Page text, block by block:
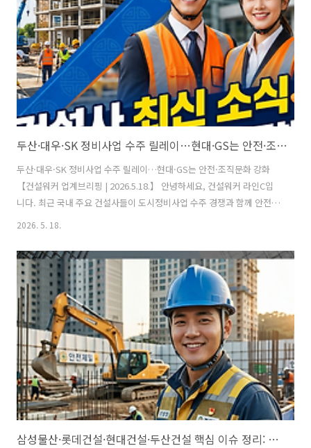
──────────────── ■ ‘스윗온’이란 무엇인가 ‘스윗
온(SWITON)’은스위첸(SWITZEN), 스위트(Sweet), 스..
두산·대우·SK 정비사업 수주 릴레이…현대·GS는 안전·조직문화 강화 | 건설워커 업계브리핑
두산·대우·SK 정비사업 수주 릴레이…현대·GS는 안전·조직문화 강화
【건설워커 업계브리핑 | 2026.5.18.】 안녕하세요, 건설워커 라인C입
니다. 최근 국내 주요 건설사들이 도시정비사업 수주 경쟁과 함께 안전·
조직문화 강화에도 속도를 내고 있습니다. 단순히 “얼마나 많이 수주했
이 뚜렷해지고 있습니다. 두산건설은 부산 수영구 망미5구역 재개발사업
시공권을 확보했습니다. 총 7334억 원 규모 사업으로, 지하 5층~지상 32
층, 1800가구 규모의 대형 단지가 조성될 예정입니다. 올해 누적 정비사
업 수주액도 2조 원을 돌파하며 공격적인 수주 흐름을 이어가고 있습니
다. 대우건설은 서울 강동구 천호 A1-1구역 공공재개발 사업 시공사로
2026. 5. 18.
삼성물산·롯데건설·현대건설·두산건설 핵심 이슈 정리: 채용·신기술·브랜드·실적 업계 브리핑